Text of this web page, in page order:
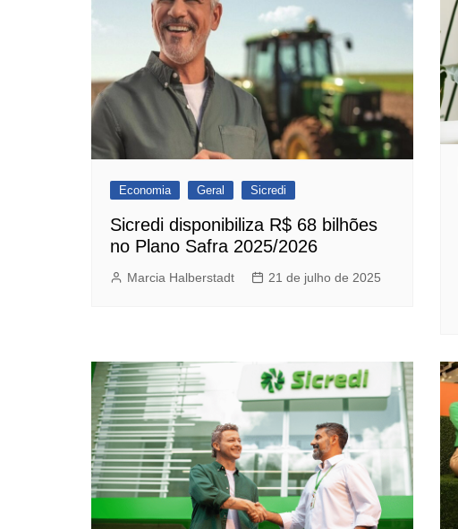
Economia Geral Sicredi
Sicredi disponibiliza R$ 68 bilhões
no Plano Safra 2025/2026
Marcia Halberstadt 21 de julho de 2025